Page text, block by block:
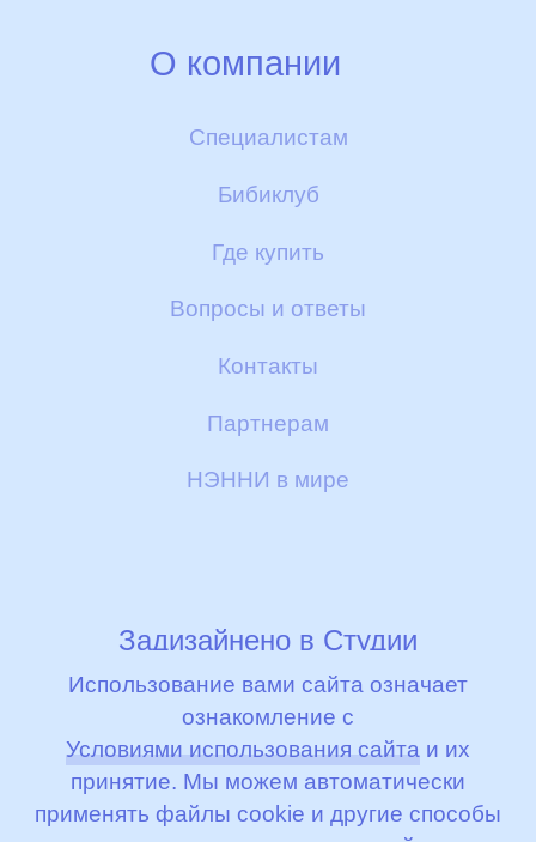
Использование вами сайта означает
ознакомление с
Условиями использования сайта и их
принятие. Мы можем автоматически
применять файлы cookie и другие способы
Контроль качества
Смеси НЭННИ
Другие полезные товары
О компании
Гарантии качества
Скидки и бонусы
Доставка и оплата
Сертификаты
Отзывы
Специалистам
Бибиклуб
Где купить
Вопросы и ответы
Контакты
Партнерам
НЭННИ в мире
Задизайнено в Студии
Артемия Лебедева
© 2000 - 2026, ООО «Бибиколь Рус»
Условия использования сайта